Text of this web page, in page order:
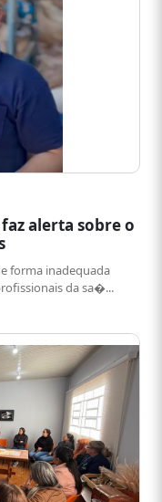
alerta sobre o
forma inadequada
da sa�...